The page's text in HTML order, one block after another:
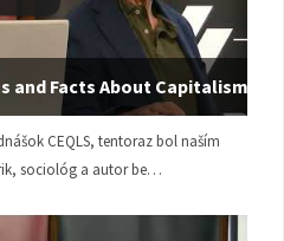
and Facts About Capitalism
CEQLS, tentoraz bol naším
sociológ a autor be…